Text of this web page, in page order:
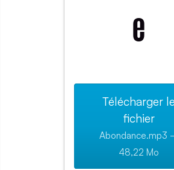
e
Télécharger le
fichier
Abondance.mp3
48,22 Mo